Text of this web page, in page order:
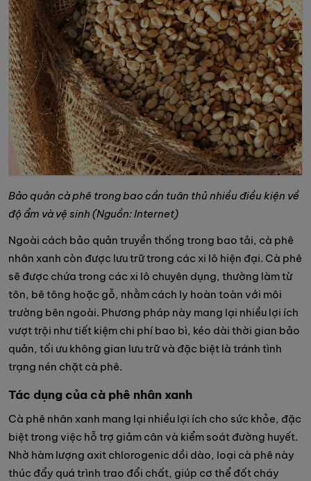
Bảo quản cà phê trong bao cần tuân thủ nhiều điều kiện về
độ ẩm và vệ sinh (Nguồn: Internet)
Ngoài cách bảo quản truyền thống trong bao tải, cà phê
nhân xanh còn được lưu trữ trong các xi lô hiện đại. Cà phê
sẽ được chứa trong các xi lô chuyên dụng, thường làm từ
tôn, bê tông hoặc gỗ, nhằm cách ly hoàn toàn với môi
trường bên ngoài. Phương pháp này mang lại nhiều lợi ích
vượt trội như tiết kiệm chi phí bao bì, kéo dài thời gian bảo
quản, tối ưu không gian lưu trữ và đặc biệt là tránh tình
trạng nén chặt cà phê.
Tác dụng của cà phê nhân xanh
Cà phê nhân xanh mang lại nhiều lợi ích cho sức khỏe, đặc
biệt trong việc hỗ trợ giảm cân và kiểm soát đường huyết.
Nhờ hàm lượng axit chlorogenic dồi dào, loại cà phê này
thúc đẩy quá trình trao đổi chất, giúp cơ thể đốt cháy